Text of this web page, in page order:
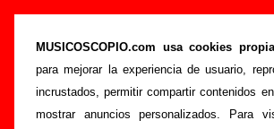
MUSICOSCOPIO.com usa cookies
para mejorar la experiencia de usuario,
incrustados, permitir compartir contenidos
mostrar anuncios personalizados. Para
No te apures mamá, es solo
de vinilo de 12’’, 2011) - Varios
Portada >Varios artistas >Discos de 2011
No te apures mamá, es solo música pop